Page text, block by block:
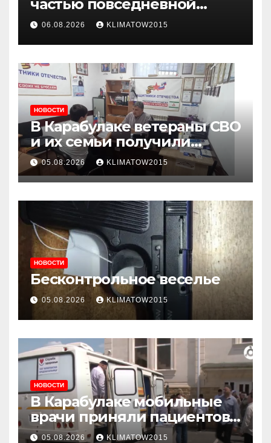
частью повседневной
жизни: почему жителям
Ингушетии важно быть
внимательнее
06.08.2026 KLIMATOW2015
НОВОСТИ
В Карабулаке ветераны СВО
и их семьи получили
консультации в ходе
приема граждан
05.08.2026 KLIMATOW2015
НОВОСТИ
Бесконтрольное веселье
05.08.2026 KLIMATOW2015
НОВОСТИ
В Карабулаке мобильные
врачи приняли пациентов
у стен мечети
05.08.2026 KLIMATOW2015